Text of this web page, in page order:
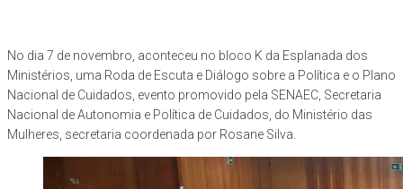
No dia 7 de novembro, aconteceu no bloco K da Esplanada dos
Ministérios, uma Roda de Escuta e Diálogo sobre a Política e o Plano
Nacional de Cuidados, evento promovido pela SENAEC, Secretaria
Nacional de Autonomia e Política de Cuidados, do Ministério das
Mulheres, secretaria coordenada por Rosane Silva.